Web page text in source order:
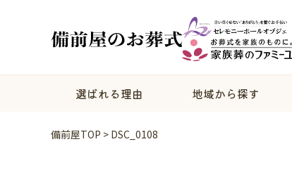
選ばれる理由 地域から探す
備前屋TOP > DSC_0108